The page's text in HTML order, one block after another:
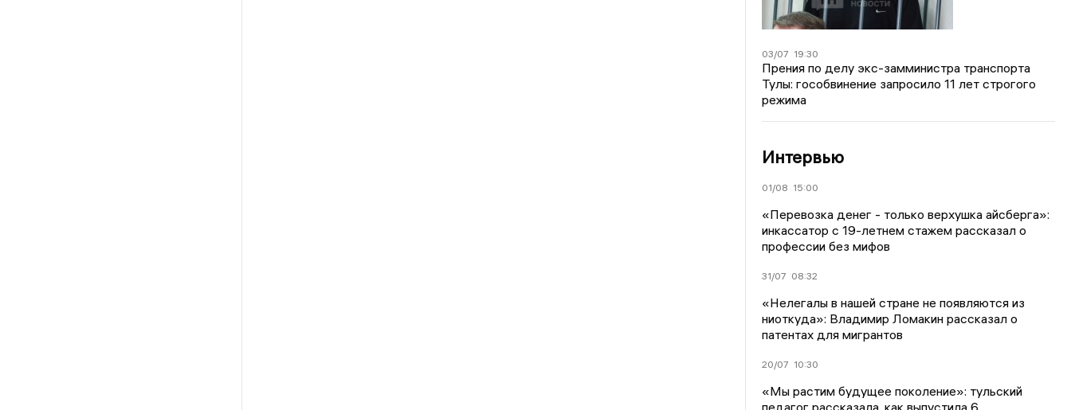
03/07 19:30
Прения по делу экс-замминистра транспорта
Тулы: гособвинение запросило 11 лет строгого
режима
Интервью
01/08 15:00
«Перевозка денег - только верхушка айсберга»:
инкассатор с 19-летнем стажем рассказал о
профессии без мифов
31/07 08:32
«Нелегалы в нашей стране не появляются из
ниоткуда»: Владимир Ломакин рассказал о
патентах для мигрантов
20/07 10:30
«Мы растим будущее поколение»: тульский
педагог рассказала, как выпустила 6